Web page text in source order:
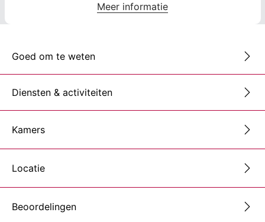
Meer informatie
Goed om te weten
Diensten & activiteiten
Kamers
Locatie
Beoordelingen